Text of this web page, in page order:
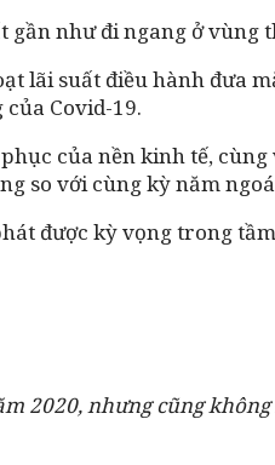
như đi ngang ở vùng
lãi suất điều hành đưa
Covid-19.
của nền kinh tế,
so với cùng kỳ năm
được kỳ vọng trong
2020, nhưng cũng